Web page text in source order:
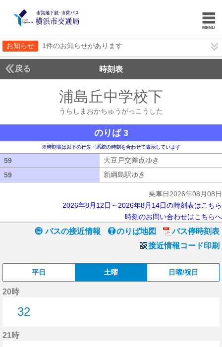
お知らせ 1件のお知らせがあります
戻る 時刻表
浦島丘中学校下
うらしまおかちゅうがっこうした
のりば 3
※時刻表は以下の行先・系統の時刻を合わせて表示しています
59 大豆戸交差点ゆき
59
新綱島駅ゆき
乗車日2026年08月08日
2026年8月12日～2026年8月14日の時刻表はこちら
時刻のお問い合わせはこちらへ
バスの接近情報 のりば地図
バス停時刻表
接近情報コード印刷
平日 土曜 日曜/祝日
20時
32
21時